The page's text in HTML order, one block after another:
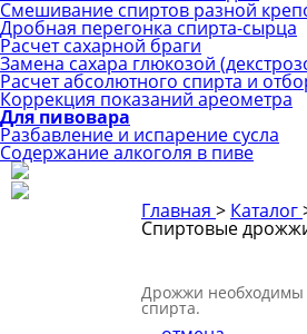
Смешивание спиртов разной
Дробная перегонка спирта-сырца
Расчет сахарной браги
Замена сахара глюкозой
Расчет абсолютного спирта и
Коррекция показаний ареометра
Для пивовара
Разбавление и испарение сусла
Содержание алкоголя в пиве
Главная > Каталог
Спиртовые
Дрожжи необходимы
спирта.